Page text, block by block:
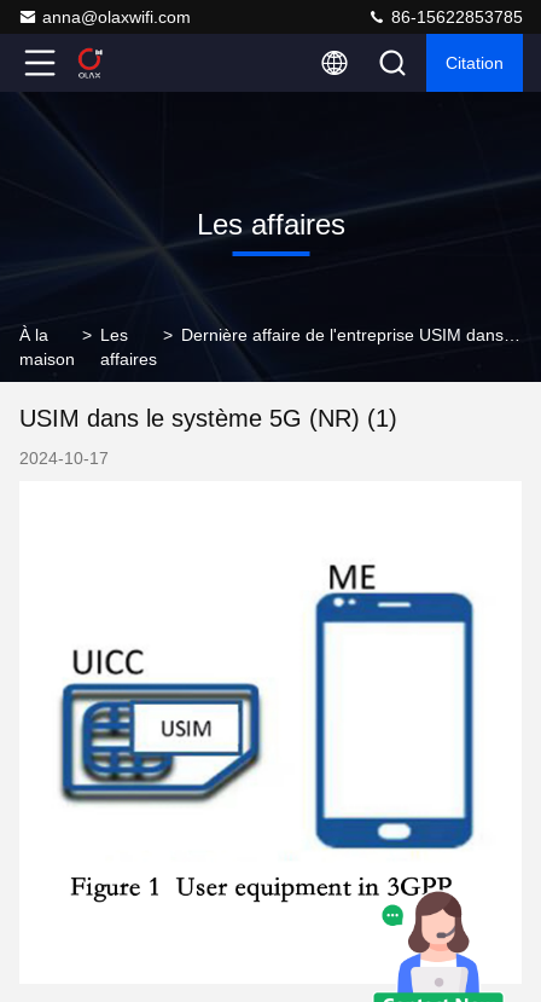
anna@olaxwifi.com 86-15622853785
Citation
Les affaires
À la
maison
> Les
affaires
> Dernière affaire de l'entreprise USIM dans le système 5G (NR) (1)
USIM dans le système 5G (NR) (1)
2024-10-17